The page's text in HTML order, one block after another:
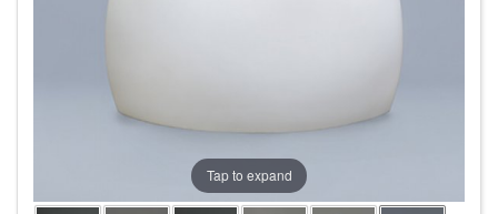
Tap to expand